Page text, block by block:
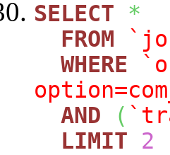
SELECT
*
FROM
WHERE
AND
(
LIMIT
2